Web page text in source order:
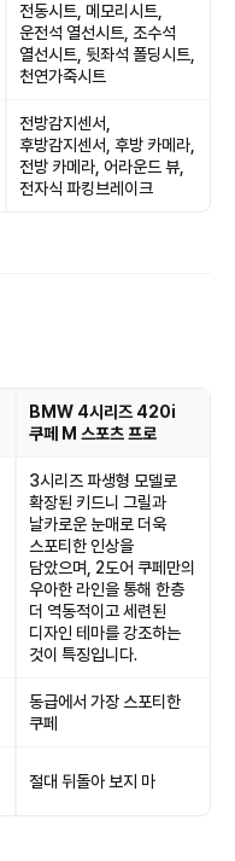
전동시트, 메모리시트,
운전석 열선시트, 조수석
열선시트, 뒷좌석 폴딩시트,
천연가죽시트
전방감지센서,
후방감지센서, 후방 카메라,
전방 카메라, 어라운드 뷰,
전자식 파킹브레이크
BMW 4시리즈 420i
쿠페 M 스포츠 프로
3시리즈 파생형 모델로
확장된 키드니 그릴과
날카로운 눈매로 더욱
스포티한 인상을
담았으며, 2도어 쿠페만의
우아한 라인을 통해 한층
더 역동적이고 세련된
디자인 테마를 강조하는
것이 특징입니다.
동급에서 가장 스포티한
쿠페
절대 뒤돌아 보지 마